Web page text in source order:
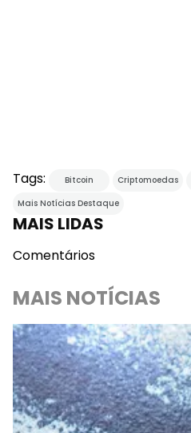
Tags: Bitcoin Criptomoedas
Mais Notícias Destaque
MAIS LIDAS
Comentários
MAIS NOTÍCIAS